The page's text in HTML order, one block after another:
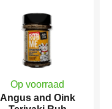
Op voorraad
Angus and Oink